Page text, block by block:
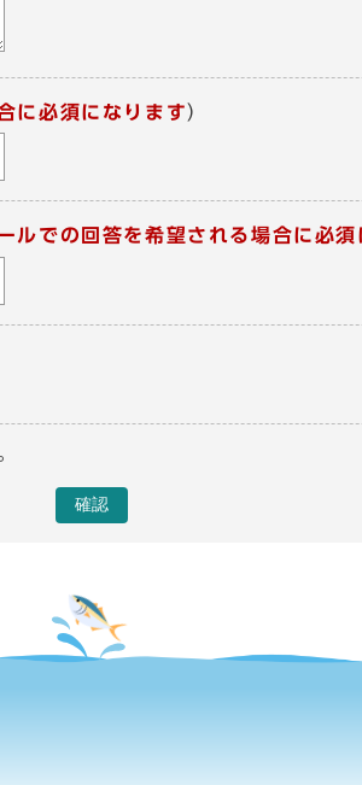
に必須になります）
ルでの回答を希望される場合に必須
確認